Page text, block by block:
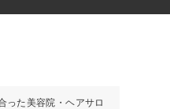
った美容院・ヘアサロ